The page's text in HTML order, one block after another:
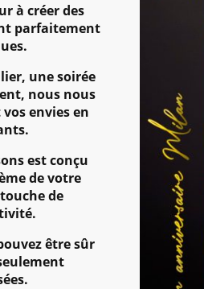
à créer des
parfaitement
une soirée
nous nous
envies en
est conçu
de votre
de
être sûr